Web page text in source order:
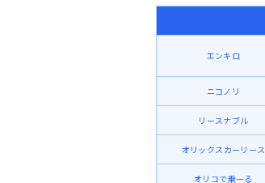
エンキロ
ニコノリ
リースナブル
オリックスカーリース
オリコで乗ーる